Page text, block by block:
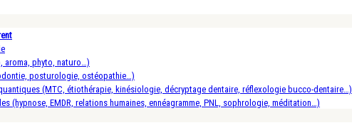
aroma, phyto, naturo…)
posturologie, ostéopathie…)
(MTC, étiothérapie, kinésiologie, décryptage dentaire, réflexologie bucco-dentaire…)
(hypnose, EMDR, relations humaines, ennéagramme, PNL, sophrologie, méditation…)